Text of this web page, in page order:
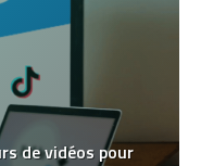
de vidéos pour